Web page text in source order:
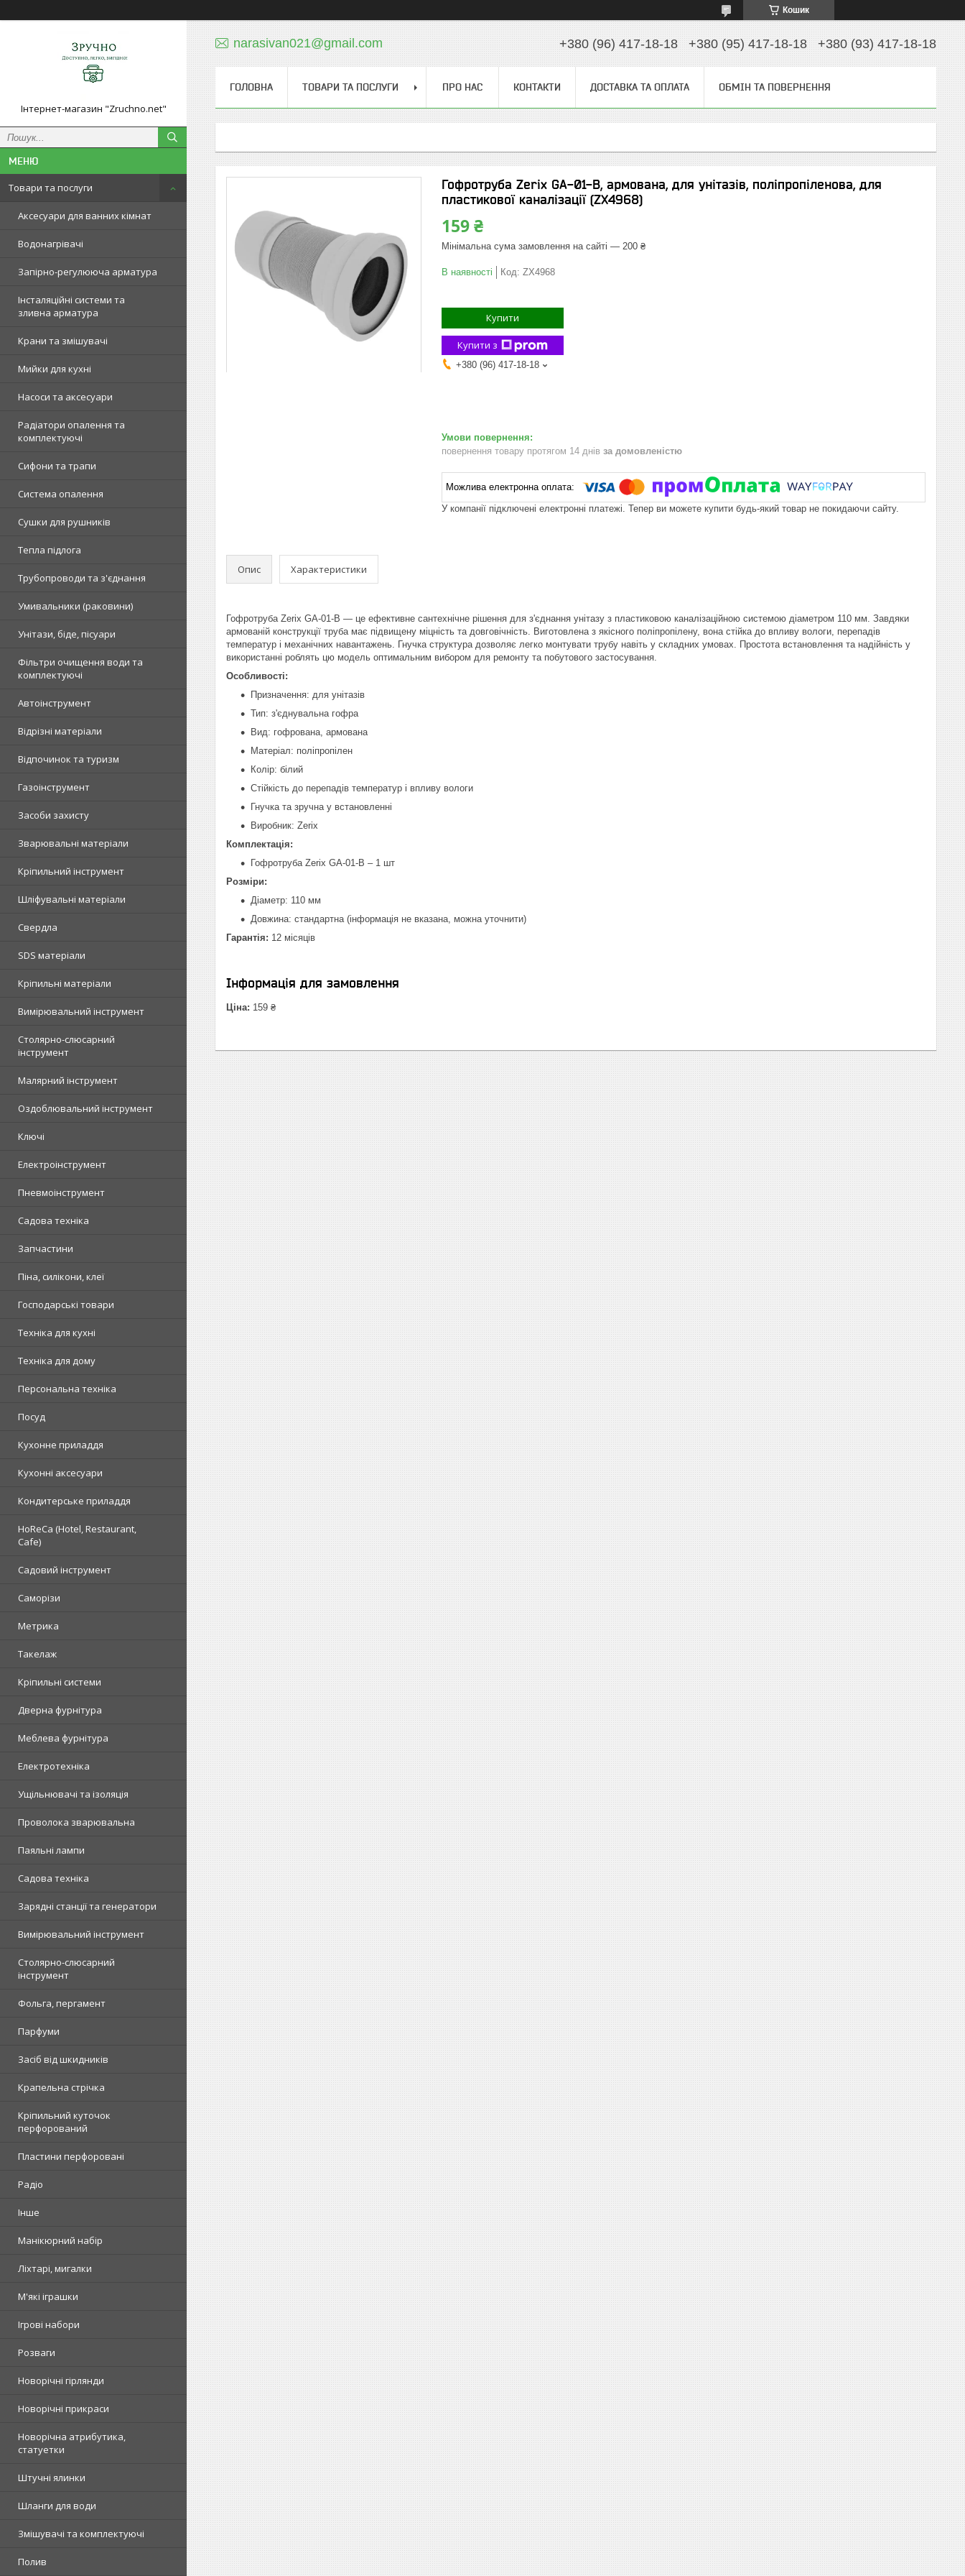
Кошик
Інтернет-магазин "Zruchno.net"
Товари та послуги
Аксесуари для ванних кімнат
Водонагрівачі
Запірно-регулююча арматура
Інсталяційні системи та
зливна арматура
Крани та змішувачі
Мийки для кухні
Насоси та аксесуари
Радіатори опалення та
комплектуючі
Сифони та трапи
Система опалення
Сушки для рушників
Тепла підлога
Трубопроводи та з'єднання
Умивальники (раковини)
Унітази, біде, пісуари
Фільтри очищення води та
комплектуючі
Автоінструмент
Відрізні матеріали
Відпочинок та туризм
Газоінструмент
Засоби захисту
Зварювальні матеріали
Кріпильний інструмент
Шліфувальні матеріали
Свердла
SDS матеріали
Кріпильні матеріали
Вимірювальний інструмент
Столярно-слюсарний
інструмент
Малярний інструмент
Оздоблювальний інструмент
Ключі
Електроінструмент
Пневмоінструмент
Садова техніка
Запчастини
Піна, силікони, клеї
Господарські товари
Техніка для кухні
Техніка для дому
Персональна техніка
Посуд
Кухонне приладдя
Кухонні аксесуари
Кондитерське приладдя
HoReCa (Hotel, Restaurant,
Cafe)
Садовий інструмент
Саморізи
Метрика
Такелаж
Кріпильні системи
Дверна фурнітура
Меблева фурнітура
Електротехніка
Ущільнювачі та ізоляція
Проволока зварювальна
Паяльні лампи
Садова техніка
Зарядні станції та генератори
Вимірювальний інструмент
Столярно-слюсарний
інструмент
Фольга, пергамент
Парфуми
Засіб від шкидників
Крапельна стрічка
Кріпильний куточок
перфорований
Пластини перфоровані
Радіо
Інше
Манікюрний набір
Ліхтарі, мигалки
М'які іграшки
Ігрові набори
Розваги
Новорічні гірлянди
Новорічні прикраси
Новорічна атрибутика,
статуетки
Штучні ялинки
Шланги для води
Змішувачі та комплектуючі
Полив
narasivan021@gmail.com +380 (96) 417-18-18 +380 (95) 417-18-18 +380 (93) 417-18-18
ГОЛОВНА ТОВАРИ ТА ПОСЛУГИ ПРО НАС КОНТАКТИ ДОСТАВКА ТА ОПЛАТА ОБМІН ТА ПОВЕРНЕННЯ
Гофротруба Zerix GA-01-B, армована, для унітазів, поліпропіленова, для
пластикової каналізації (ZX4968)
159 ₴
Мінімальна сума замовлення на сайті — 200 ₴
В наявності Код: ZX4968
Купити
Купити з
+380 (96) 417-18-18
повернення товару протягом 14 днів за домовленістю
У компанії підключені електронні платежі. Тепер ви можете купити будь-який товар не покидаючи сайту.
Опис Характеристики
Гофротруба Zerix GA-01-B — це ефективне сантехнічне рішення для з'єднання унітазу з пластиковою каналізаційною системою діаметром 110 мм. Завдяки
армованій конструкції труба має підвищену міцність та довговічність. Виготовлена з якісного поліпропілену, вона стійка до впливу вологи, перепадів
температур і механічних навантажень. Гнучка структура дозволяє легко монтувати трубу навіть у складних умовах. Простота встановлення та надійність у
використанні роблять цю модель оптимальним вибором для ремонту та побутового застосування.
Особливості:
Призначення: для унітазів
Тип: з'єднувальна гофра
Вид: гофрована, армована
Матеріал: поліпропілен
Колір: білий
Стійкість до перепадів температур і впливу вологи
Гнучка та зручна у встановленні
Виробник: Zerix
Комплектація:
Гофротруба Zerix GA-01-B – 1 шт
Розміри:
Діаметр: 110 мм
Довжина: стандартна (інформація не вказана, можна уточнити)
Гарантія: 12 місяців
Інформація для замовлення
Ціна: 159 ₴